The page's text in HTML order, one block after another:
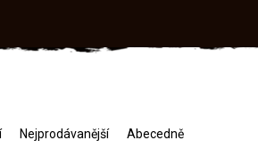
Nejprodávanější Abecedně